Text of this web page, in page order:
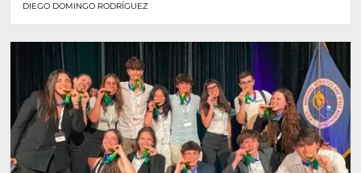
DIEGO DOMINGO RODRÍGUEZ